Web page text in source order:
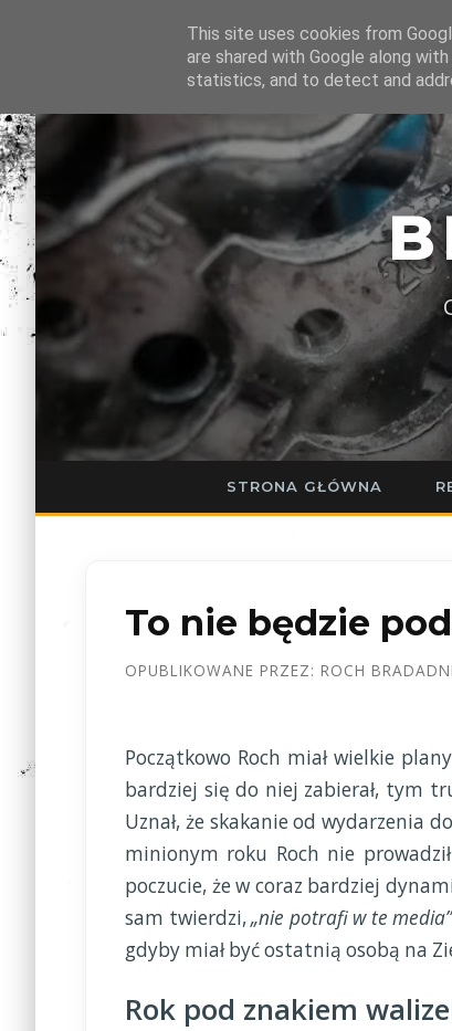
STRONA GŁÓWNA
To nie będzie
OPUBLIKOWANE PRZEZ: ROCH BRADA
Początkowo Roch miał wielkie
bardziej się do niej zabierał, tym
Uznał, że skakanie od wydarzenia
minionym roku Roch nie
poczucie, że w coraz bardziej
sam twierdzi,„nie potrafi w te media”
gdyby miał być ostatnią osobą na
Rok pod znakiem
This site uses cookies from
are shared with Google along
statistics, and to detect and